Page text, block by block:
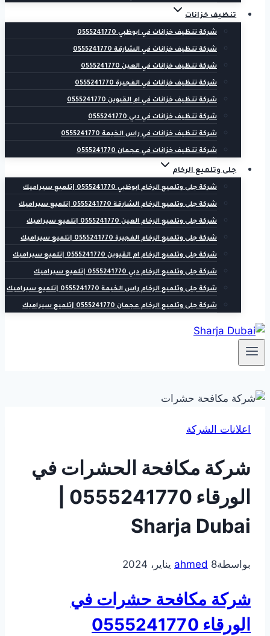
تنظيف خزانات
شركة تنظيف خزانات في ابوظبي 0555241770
شركة تنظيف خزانات في الشارقة 0555241770
شركة تنظيف خزانات في العين 0555241770
شركة تنظيف خزانات في الفجيرة 0555241770
شركة تنظيف خزانات في ام القيوين 0555241770
شركة تنظيف خزانات في دبي 0555241770
شركة تنظيف خزانات في راس الخيمة 0555241770
شركة تنظيف خزانات في عجمان 0555241770
جلى وتلميع الرخام
شركة جلى وتلميع الرخام ابوظبي 0555241770 |تلميع سيراميك
شركة جلى وتلميع الرخام الشارقة 0555241770 |تلميع سيراميك
شركة جلى وتلميع الرخام العين 0555241770 |تلميع سيراميك
شركة جلى وتلميع الرخام الفجيرة 0555241770 |تلميع سيراميك
شركة جلى وتلميع الرخام ام القيوين 0555241770 |تلميع سيراميك
شركة جلى وتلميع الرخام دبي 0555241770 |تلميع سيراميك
شركة جلى وتلميع الرخام راس الخيمة 0555241770 |تلميع سيراميك
شركة جلى وتلميع الرخام عجمان 0555241770 |تلميع سيراميك
اعلانات الشركة
شركة مكافحة الحشرات في
Sharja Dubai
بواسطة ahmed 8 يناير، 2024
شركة مكافحة حشرات في
الورقاء 0555241770